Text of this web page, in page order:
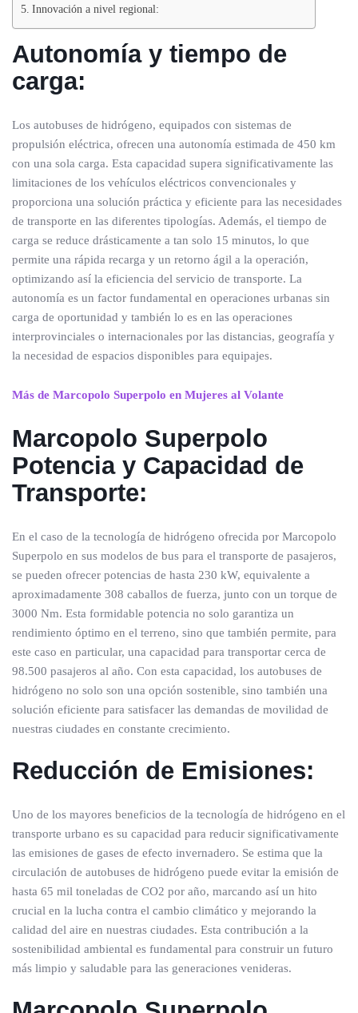
Innovación a nivel regional:
Autonomía y tiempo de
carga:
Los autobuses de hidrógeno, equipados con sistemas de
propulsión eléctrica, ofrecen una autonomía estimada de 450 km
con una sola carga. Esta capacidad supera significativamente las
limitaciones de los vehículos eléctricos convencionales y
proporciona una solución práctica y eficiente para las necesidades
de transporte en las diferentes tipologías. Además, el tiempo de
carga se reduce drásticamente a tan solo 15 minutos, lo que
permite una rápida recarga y un retorno ágil a la operación,
optimizando así la eficiencia del servicio de transporte. La
autonomía es un factor fundamental en operaciones urbanas sin
carga de oportunidad y también lo es en las operaciones
interprovinciales o internacionales por las distancias, geografía y
la necesidad de espacios disponibles para equipajes.
Más de Marcopolo Superpolo en Mujeres al Volante
Marcopolo Superpolo
Potencia y Capacidad de
Transporte:
En el caso de la tecnología de hidrógeno ofrecida por Marcopolo
Superpolo en sus modelos de bus para el transporte de pasajeros,
se pueden ofrecer potencias de hasta 230 kW, equivalente a
aproximadamente 308 caballos de fuerza, junto con un torque de
3000 Nm. Esta formidable potencia no solo garantiza un
rendimiento óptimo en el terreno, sino que también permite, para
este caso en particular, una capacidad para transportar cerca de
98.500 pasajeros al año. Con esta capacidad, los autobuses de
hidrógeno no solo son una opción sostenible, sino también una
solución eficiente para satisfacer las demandas de movilidad de
nuestras ciudades en constante crecimiento.
Reducción de Emisiones:
Uno de los mayores beneficios de la tecnología de hidrógeno en el
transporte urbano es su capacidad para reducir significativamente
las emisiones de gases de efecto invernadero. Se estima que la
circulación de autobuses de hidrógeno puede evitar la emisión de
hasta 65 mil toneladas de CO2 por año, marcando así un hito
crucial en la lucha contra el cambio climático y mejorando la
calidad del aire en nuestras ciudades. Esta contribución a la
sostenibilidad ambiental es fundamental para construir un futuro
más limpio y saludable para las generaciones venideras.